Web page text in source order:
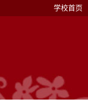
学校首页